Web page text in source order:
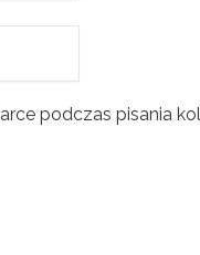
podczas pisania